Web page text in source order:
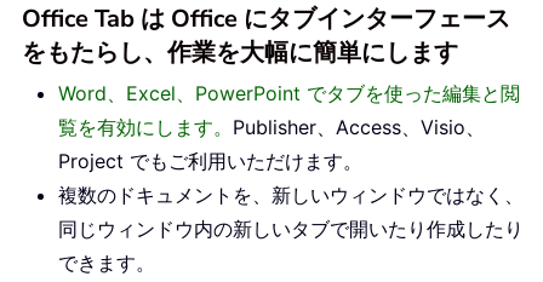
Office Tab は Office にタブインターフェース
をもたらし、作業を大幅に簡単にします
Word、Excel、PowerPoint でタブを使った編集と閲
覧を有効にします。 Publisher、Access、Visio、
Project でもご利用いただけます。
複数のドキュメントを、新しいウィンドウではなく、
同じウィンドウ内の新しいタブで開いたり作成したり
できます。